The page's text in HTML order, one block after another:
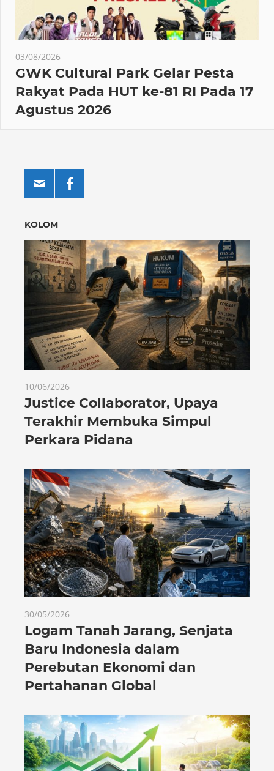
03/08/2026
GWK Cultural Park Gelar Pesta
Rakyat Pada HUT ke-81 RI Pada 17
Agustus 2026
KOLOM
10/06/2026
Justice Collaborator, Upaya
Terakhir Membuka Simpul
Perkara Pidana
30/05/2026
Logam Tanah Jarang, Senjata
Baru Indonesia dalam
Perebutan Ekonomi dan
Pertahanan Global